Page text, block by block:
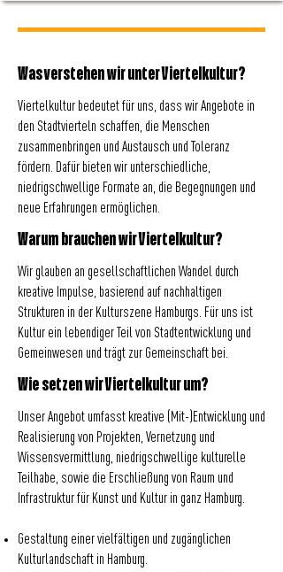
Was verstehen wir unter Viertelkultur?
Viertelkultur bedeutet für uns, dass wir Angebote in
den Stadtvierteln schaffen, die Menschen
zusammenbringen und Austausch und Toleranz
fördern. Dafür bieten wir unterschiedliche,
niedrigschwellige Formate an, die Begegnungen und
neue Erfahrungen ermöglichen.
Warum brauchen wir Viertelkultur?
Wir glauben an gesellschaftlichen Wandel durch
kreative Impulse, basierend auf nachhaltigen
Strukturen in der Kulturszene Hamburgs. Für uns ist
Kultur ein lebendiger Teil von Stadtentwicklung und
Gemeinwesen und trägt zur Gemeinschaft bei.
Wie setzen wir Viertelkultur um?
Unser Angebot umfasst kreative (Mit-)Entwicklung und
Realisierung von Projekten, Vernetzung und
Wissensvermittlung, niedrigschwellige kulturelle
Teilhabe, sowie die Erschließung von Raum und
Infrastruktur für Kunst und Kultur in ganz Hamburg.
Gestaltung einer vielfältigen und zugänglichen
Kulturlandschaft in Hamburg.